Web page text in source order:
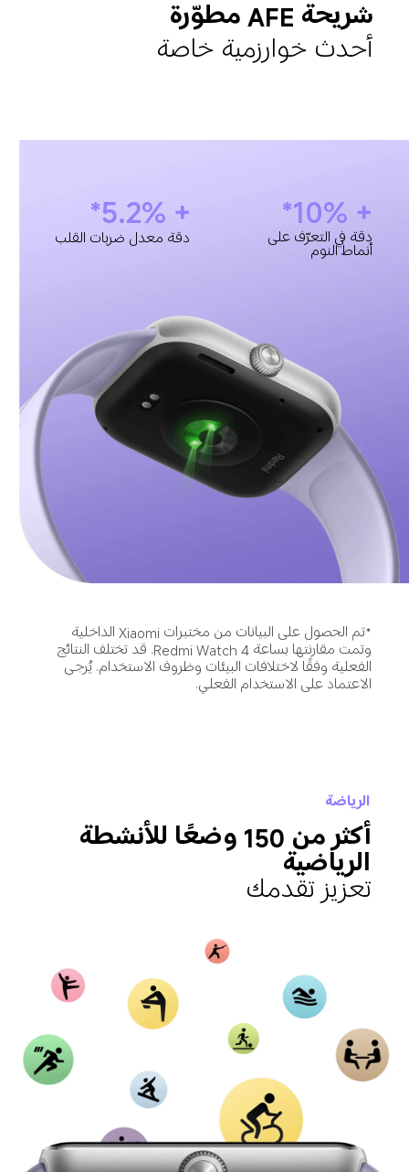
شريحة AFE مطوّرة
أحدث خوارزمية خاصة
+ 5.2%*
دقة معدل ضربات القلب
+ 10%*
دقة في التعرّف على
أنماط النوم
*تم الحصول على البيانات من مختبرات Xiaomi الداخلية
وتمت مقارنتها بساعة Redmi Watch 4. قد تختلف النتائج
الفعلية وفقًا لاختلافات البيئات وظروف الاستخدام. يُرجى
الاعتماد على الاستخدام الفعلي.
الرياضة
أكثر من 150 وضعًا للأنشطة
الرياضية
تعزيز تقدمك